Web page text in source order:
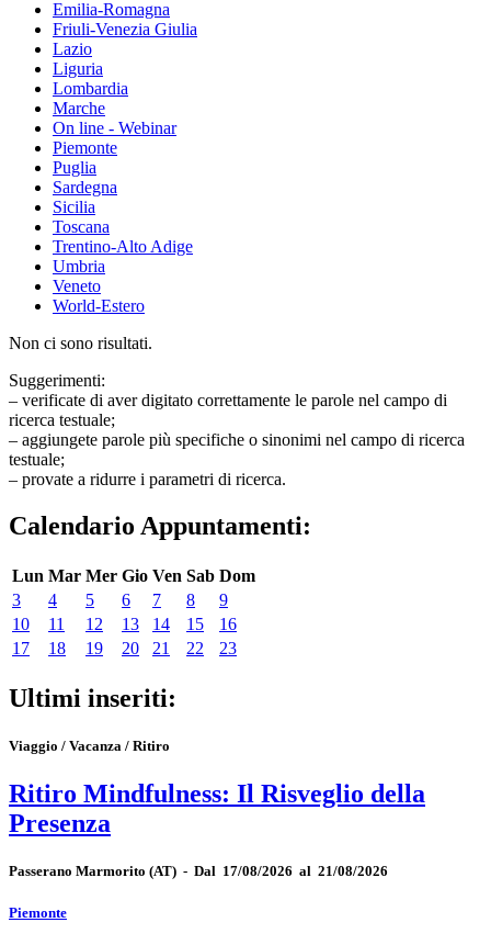
Emilia-Romagna
Friuli-Venezia Giulia
Lazio
Liguria
Lombardia
Marche
On line - Webinar
Piemonte
Puglia
Sardegna
Sicilia
Toscana
Trentino-Alto Adige
Umbria
Veneto
World-Estero
Non ci sono risultati.
Suggerimenti:
– verificate di aver digitato correttamente le parole nel campo di
ricerca testuale;
– aggiungete parole più specifiche o sinonimi nel campo di ricerca
testuale;
– provate a ridurre i parametri di ricerca.
Calendario Appuntamenti:
Lun Mar Mer Gio Ven Sab Dom
3
4 5 6 7 8
9
10
11 12 13 14 15
16
17
18 19 20 21 22 23
Ultimi inseriti:
Viaggio / Vacanza / Ritiro
Ritiro Mindfulness: Il Risveglio della
Presenza
Passerano Marmorito (AT) - Dal 17/08/2026 al 21/08/2026
Piemonte